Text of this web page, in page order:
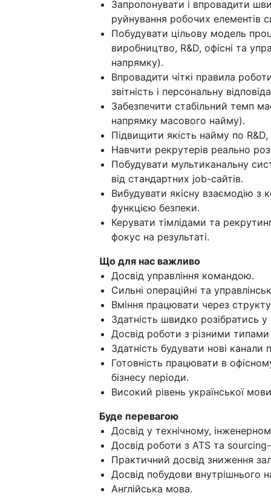
Запропонувати і впровадити
руйнування робочих елементів
Побудувати цільову модель
виробництво, R&D, офісні та
напрямку).
Впровадити чіткі правила
звітність і персональну
Забезпечити стабільний темп
напрямку масового найму).
Підвищити якість найму по
Навчити рекрутерів реально
Побудувати мультиканальну
від стандартних job-сайтів.
Вибудувати якісну взаємодію з
функцією безпеки.
Керувати тімлідами та
фокус на результаті.
Що для нас важливо
Досвід управління командою.
Сильні операційні та
Вміння працювати через
Здатність швидко розібратись
Досвід роботи з різними
Здатність будувати нові канали
Готовність працювати в
бізнесу періоди.
Високий рівень української
Буде перевагою
Досвід у технічному,
Досвід роботи з ATS та
Практичний досвід зниження
Досвід побудови внутрішнього
Англійська мова.